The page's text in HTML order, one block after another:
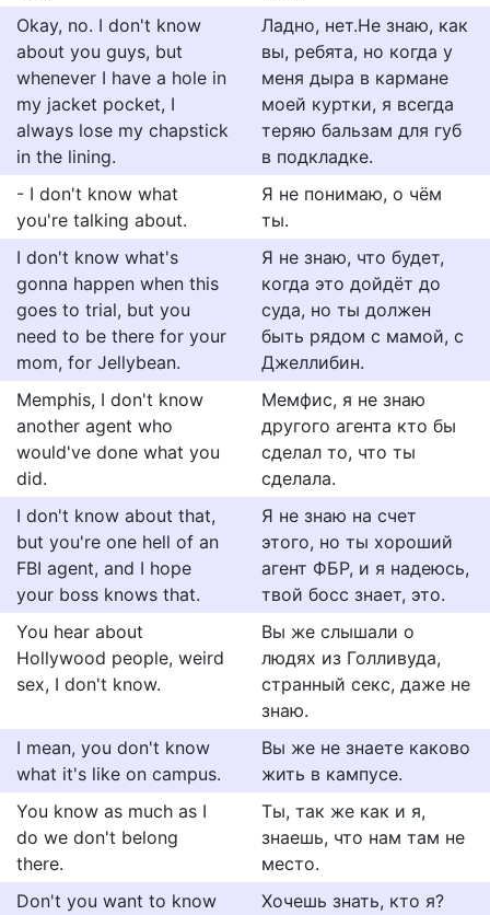
Okay, no. I don't know
about you guys, but
whenever I have a hole in
my jacket pocket, I
always lose my chapstick
in the lining.
Ладно, нет.Не знаю, как
вы, ребята, но когда у
меня дыра в кармане
моей куртки, я всегда
теряю бальзам для губ
в подкладке.
- I don't know what
you're talking about.
Я не понимаю, о чём
ты.
I don't know what's
gonna happen when this
goes to trial, but you
need to be there for your
mom, for Jellybean.
Я не знаю, что будет,
когда это дойдёт до
суда, но ты должен
быть рядом с мамой, с
Джеллибин.
Memphis, I don't know
another agent who
would've done what you
did.
Мемфис, я не знаю
другого агента кто бы
сделал то, что ты
сделала.
I don't know about that,
but you're one hell of an
FBI agent, and I hope
your boss knows that.
Я не знаю на счет
этого, но ты хороший
агент ФБР, и я надеюсь,
твой босс знает, это.
You hear about
Hollywood people, weird
sex, I don't know.
Вы же слышали о
людях из Голливуда,
странный секс, даже не
знаю.
I mean, you don't know
what it's like on campus.
Вы же не знаете каково
жить в кампусе.
You know as much as I
do we don't belong
there.
Ты, так же как и я,
знаешь, что нам там не
место.
Don't you want to know
Хочешь знать, кто я?